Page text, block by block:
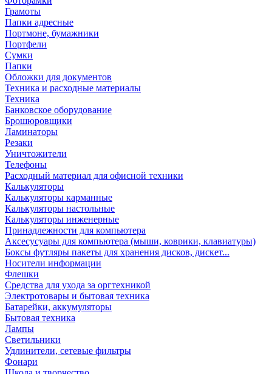
Грамоты
Папки адресные
Портмоне, бумажники
Портфели
Сумки
Папки
Обложки для документов
Техника и расходные материалы
Техника
Банковское оборудование
Брошюровщики
Ламинаторы
Резаки
Уничтожители
Телефоны
Расходный материал для офисной техники
Калькуляторы
Калькуляторы карманные
Калькуляторы настольные
Калькуляторы инженерные
Принадлежности для компьютера
Аксесусуары для компьютера (мыши, коврики, клавиатуры)
Боксы футляры пакеты для хранения дисков, дискет...
Носители информации
Флешки
Средства для ухода за оргтехникой
Электротовары и бытовая техника
Батарейки, аккумуляторы
Бытовая техника
Лампы
Светильники
Удлинители, сетевые фильтры
Фонари